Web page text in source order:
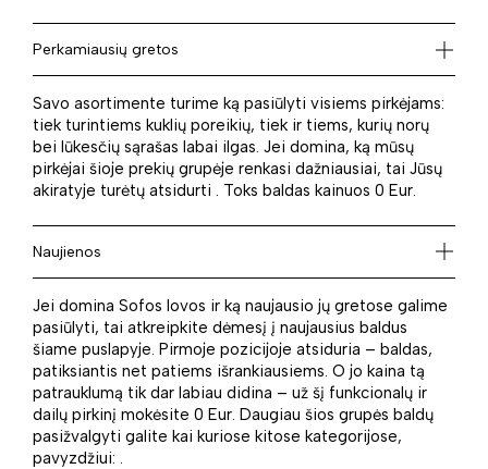
Perkamiausių gretos
Savo asortimente turime ką pasiūlyti visiems pirkėjams:
tiek turintiems kuklių poreikių, tiek ir tiems, kurių norų
bei lūkesčių sąrašas labai ilgas. Jei domina, ką mūsų
pirkėjai šioje prekių grupėje renkasi dažniausiai, tai Jūsų
akiratyje turėtų atsidurti . Toks baldas kainuos 0 Eur.
Naujienos
Jei domina Sofos lovos ir ką naujausio jų gretose galime
pasiūlyti, tai atkreipkite dėmesį į naujausius baldus
šiame puslapyje. Pirmoje pozicijoje atsiduria – baldas,
patiksiantis net patiems išrankiausiems. O jo kaina tą
patrauklumą tik dar labiau didina – už šį funkcionalų ir
dailų pirkinį mokėsite 0 Eur. Daugiau šios grupės baldų
pasižvalgyti galite kai kuriose kitose kategorijose,
pavyzdžiui: .